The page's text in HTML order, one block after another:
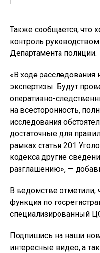
Также сообщается, что
контроль
Департамента полиции.
«В ходе
экспертизы. Будут
оперативно-
на всесторонность,
исследования
достаточные для
рамках статьи 201
кодекса другие
разглашению», —
В ведомстве отметили,
функция по
специализированный
Подпишись на наши
интересные видео, а